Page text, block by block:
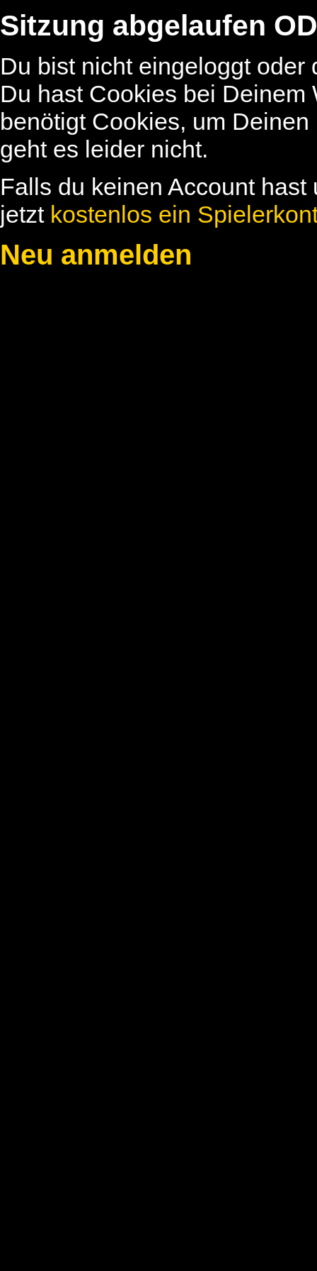
Sitzung abgelaufen
Du bist nicht eingeloggt
Du hast Cookies bei
benötigt Cookies, um
geht es leider nicht.
Falls du keinen Account
jetzt kostenlos ein
Neu anmelden